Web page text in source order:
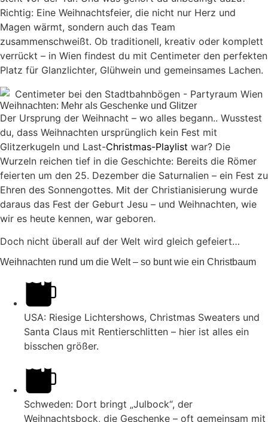
Richtig: Eine Weihnachtsfeier, die nicht nur Herz und
Magen wärmt, sondern auch das Team
zusammenschweißt. Ob traditionell, kreativ oder komplett
verrückt – in Wien findest du mit Centimeter den perfekten
Platz für Glanzlichter, Glühwein und gemeinsames Lachen.
Weihnachten: Mehr als Geschenke und Glitzer
Der Ursprung der Weihnacht – wo alles begann.. Wusstest
du, dass Weihnachten ursprünglich kein Fest mit
Glitzerkugeln und Last-Christmas-Playlist war? Die
Wurzeln reichen tief in die Geschichte: Bereits die Römer
feierten um den 25. Dezember die Saturnalien – ein Fest zu
Ehren des Sonnengottes. Mit der Christianisierung wurde
daraus das Fest der Geburt Jesu – und Weihnachten, wie
wir es heute kennen, war geboren.
Doch nicht überall auf der Welt wird gleich gefeiert…
Weihnachten rund um die Welt – so bunt wie ein Christbaum
USA: Riesige Lichtershows, Christmas Sweaters und
Santa Claus mit Rentierschlitten – hier ist alles ein
bisschen größer.
Schweden: Dort bringt „Julbock“, der
Weihnachtsbock, die Geschenke – oft gemeinsam mit